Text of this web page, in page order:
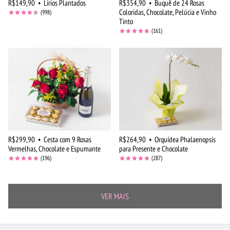
R$149,90 • Lírios Plantados
(998)
R$354,90 • Buquê de 24 Rosas
Coloridas, Chocolate, Pelúcia e Vinho
Tinto
(161)
R$299,90 • Cesta com 9 Rosas
Vermelhas, Chocolate e Espumante
(196)
R$264,90 • Orquídea Phalaenopsis
para Presente e Chocolate
(287)
VER MAIS